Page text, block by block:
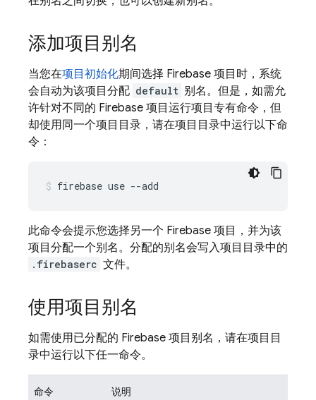
添加项目别名
当您在项目初始化期间选择 Firebase 项目时，系统
会自动为该项目分配 default 别名。但是，如需允
许针对不同的 Firebase 项目运行项目专有命令，但
却使用同一个项目目录，请在项目目录中运行以下命
令：
firebase use --add
此命令会提示您选择另一个 Firebase 项目，并为该
项目分配一个别名。分配的别名会写入项目目录中的
.firebaserc 文件。
使用项目别名
如需使用已分配的 Firebase 项目别名，请在项目目
录中运行以下任一命令。
命令 说明